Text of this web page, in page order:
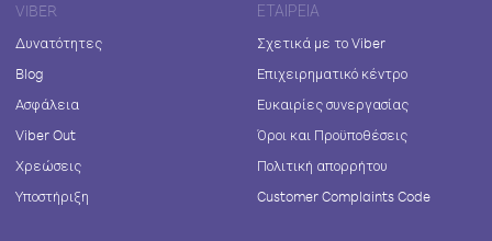
VIBER
Δυνατότητες
Blog
Ασφάλεια
Viber Out
Χρεώσεις
Υποστήριξη
ΕΤΑΙΡΕΊΑ
Σχετικά με το Viber
Επιχειρηματικό κέντρο
Ευκαιρίες συνεργασίας
Όροι και Προϋποθέσεις
Πολιτική απορρήτου
Customer Complaints Code